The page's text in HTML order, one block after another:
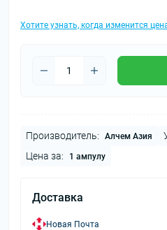
Хотите узнать, когда изменится
Производитель: Алчем Азия
Цена за: 1 ампулу
Доставка
Новая Почта